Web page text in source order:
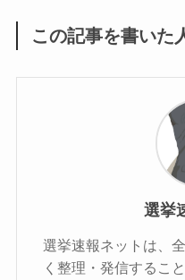
この記事を書いた
選挙
選挙速報ネットは、
く整理・発信するこ